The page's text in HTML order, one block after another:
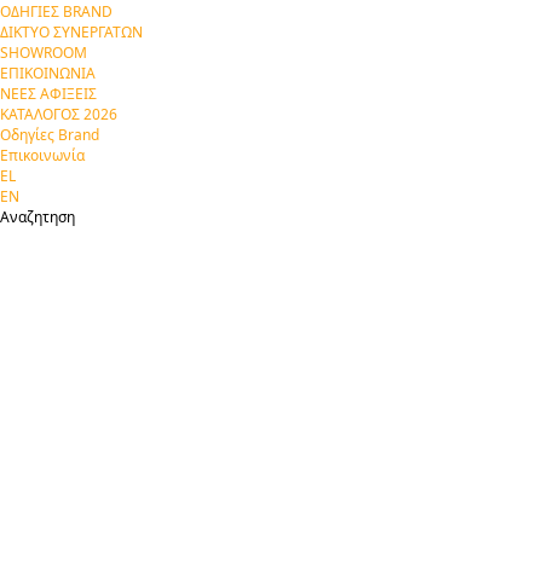
ΟΔΗΓΙΕΣ BRAND
ΔΙΚΤΥΟ ΣΥΝΕΡΓΑΤΩΝ
SHOWROOM
ΕΠΙΚΟΙΝΩΝΙΑ
ΝΕΕΣ ΑΦΙΞΕΙΣ
ΚΑΤΑΛΟΓΟΣ 2026
Οδηγίες Brand
Επικοινωνία
EL
EN
Αναζητηση